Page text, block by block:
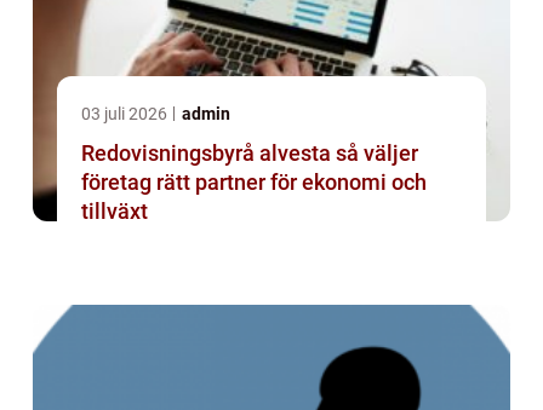
03 juli 2026 admin
Redovisningsbyrå alvesta så väljer
företag rätt partner för ekonomi och
tillväxt